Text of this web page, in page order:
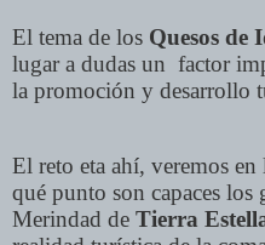
El tema de los Quesos de
lugar a dudas un factor
la promoción y desarrollo
El reto eta ahí, veremos en
qué punto son capaces los
Merindad de Tierra